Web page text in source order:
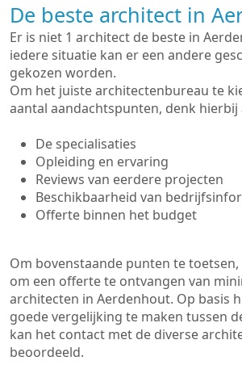
De beste architect in
Er is niet 1 architect de beste in
iedere situatie kan er een andere
gekozen worden.
Om het juiste architectenbureau te
aantal aandachtspunten, denk hierbij
De specialisaties
Opleiding en ervaring
Reviews van eerdere projecten
Beschikbaarheid van
Offerte binnen het budget
Om bovenstaande punten te
om een offerte te ontvangen van
architecten in Aerdenhout. Op basis
goede vergelijking te maken tussen
kan het contact met de diverse
beoordeeld.